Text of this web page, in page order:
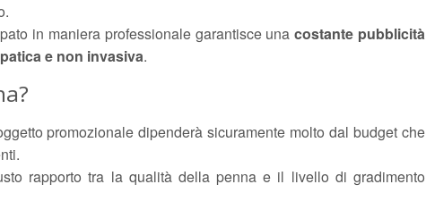
in maniera professionale garantisce unacostante pubblicità
e non invasiva.
promozionale dipenderà sicuramente molto dal budget che
rapporto tra la qualità della penna e il livello di gradimento